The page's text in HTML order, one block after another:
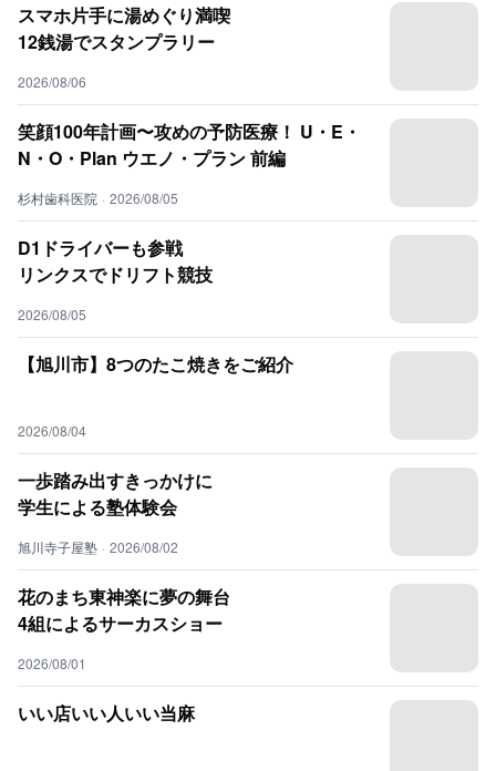
スマホ片手に湯めぐり満喫
12銭湯でスタンプラリー
2026/08/06
笑顔100年計画〜攻めの予防医療！ U・E・
N・O・Plan ウエノ・プラン 前編
杉村歯科医院 · 2026/08/05
D1ドライバーも参戦
リンクスでドリフト競技
2026/08/05
【旭川市】8つのたこ焼きをご紹介
2026/08/04
一歩踏み出すきっかけに
学生による塾体験会
旭川寺子屋塾 · 2026/08/02
花のまち東神楽に夢の舞台
4組によるサーカスショー
2026/08/01
いい店いい人いい当麻